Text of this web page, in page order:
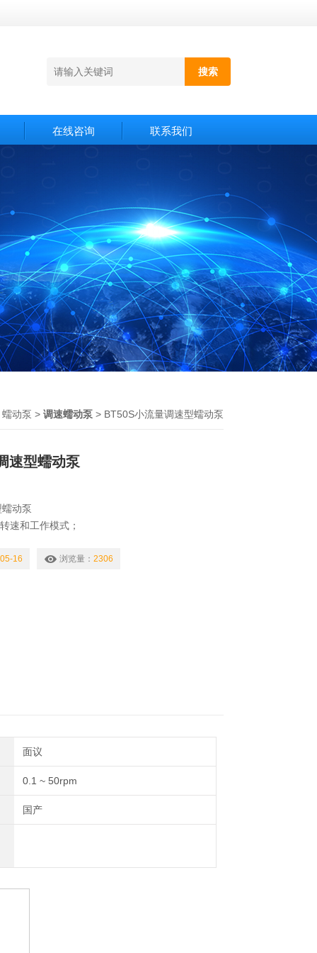
在线咨询 联系我们
蠕动泵 > 调速蠕动泵 > BT50S小流量调速型蠕动泵
速型蠕动泵
动泵
速和工作模式；
外控、脚踏开关等工作状态；
16 浏览量： 2306
面议
0.1 ~ 50rpm
国产